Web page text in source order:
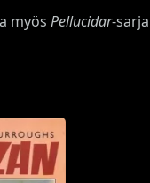
myös Pellucidar-